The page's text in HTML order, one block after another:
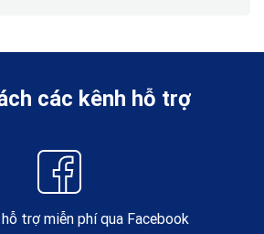
các kênh hỗ trợ
trợ miễn phí qua Facebook